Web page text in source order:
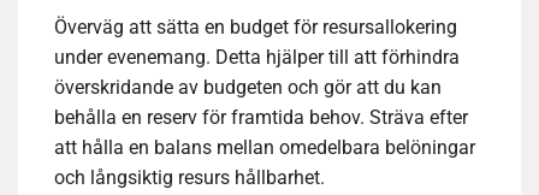
Överväg att sätta en budget för resursallokering
under evenemang. Detta hjälper till att förhindra
överskridande av budgeten och gör att du kan
behålla en reserv för framtida behov. Sträva efter
att hålla en balans mellan omedelbara belöningar
och långsiktig resurs hållbarhet.